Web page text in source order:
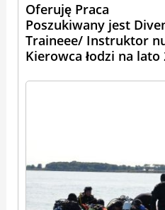
Oferuję Praca
Poszukiwany jest
Traineee/ Instruktor
Kierowca łodzi na